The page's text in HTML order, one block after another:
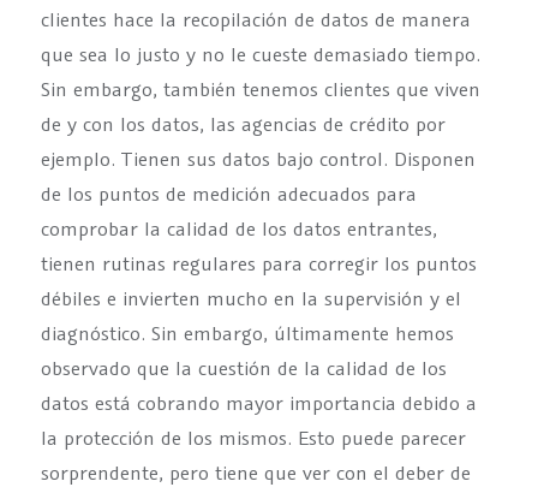
clientes hace la recopilación de datos de manera
que sea lo justo y no le cueste demasiado tiempo.
Sin embargo, también tenemos clientes que viven
de y con los datos, las agencias de crédito por
ejemplo. Tienen sus datos bajo control. Disponen
de los puntos de medición adecuados para
comprobar la calidad de los datos entrantes,
tienen rutinas regulares para corregir los puntos
débiles e invierten mucho en la supervisión y el
diagnóstico. Sin embargo, últimamente hemos
observado que la cuestión de la calidad de los
datos está cobrando mayor importancia debido a
la protección de los mismos. Esto puede parecer
sorprendente, pero tiene que ver con el deber de